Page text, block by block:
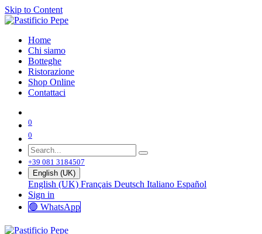
Skip to Content
Home
Chi siamo
Botteghe
Ristorazione
Shop Online
Contattaci
0
0
+39 081 3184507
English (UK)
English (UK) Français Deutsch Italiano Español
Sign in
🟢 WhatsApp